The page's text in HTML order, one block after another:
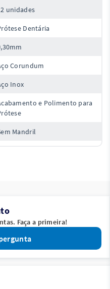
unidades
Dentária
Corundum
Inox
e Polimento para
Mandril
Faça a primeira!